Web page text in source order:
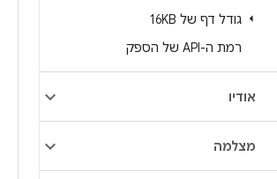
גודל דף של 16KB
רמת ה-API של הספק
אודיו
מצלמה